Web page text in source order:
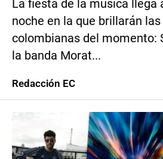
La fiesta de la música llega
noche en la que brillarán
colombianas del momento:
la banda Morat...
Redacción EC